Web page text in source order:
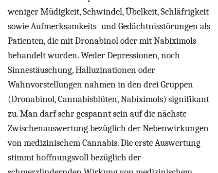
weniger Müdigkeit, Schwindel, Übelkeit, Schläfrigkeit
sowie Aufmerksamkeits- und Gedächtnisstörungen als
Patienten, die mit Dronabinol oder mit Nabiximols
behandelt wurden. Weder Depressionen, noch
Sinnestäuschung, Halluzinationen oder
Wahnvorstellungen nahmen in den drei Gruppen
(Dronabinol, Cannabisblüten, Nabiximols) signifikant
zu. Man darf sehr gespannt sein auf die nächste
Zwischenauswertung bezüglich der Nebenwirkungen
von medizinischem Cannabis. Die erste Auswertung
stimmt hoffnungsvoll bezüglich der